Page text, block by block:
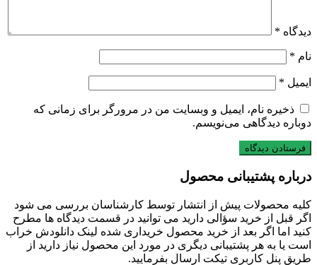
دیدگاه *
نام *
ایمیل *
ذخیره نام، ایمیل و وبسایت من در مرورگر برای زمانی که
دوباره دیدگاهی می‌نویسم.
درباره پشتیبانی محصول
کلیه محصولات پیش از انتشار توسط کارشناسان بررسی می شود
اگر قبل از خرید سؤالی دارید می توانید در قسمت دیدگاه ها مطرح
کنید اما اگر بعد از خرید محصول خریداری شده لینک دانلودش خراب
است یا به هر پشتیبانی دیگری در مورد این محصول نیاز دارید از
طریق پنل کاربری تیکت ارسال بفرمایید.